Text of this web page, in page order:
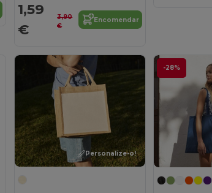
1,59
€
3,90
€
Encomendar
Personalize-o!
-28%